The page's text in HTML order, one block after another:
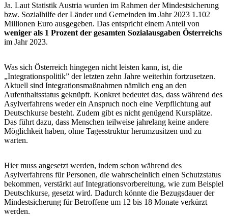
Ja. Laut Statistik Austria wurden im Rahmen der Mindestsicherung
bzw. Sozialhilfe der Länder und Gemeinden im Jahr 2023 1.102
Millionen Euro ausgegeben. Das entspricht einem Anteil von
weniger als 1 Prozent der gesamten Sozialausgaben Österreichs
im Jahr 2023.
Was sich Österreich hingegen nicht leisten kann, ist, die
„Integrationspolitik” der letzten zehn Jahre weiterhin fortzusetzen.
Aktuell sind Integrationsmaßnahmen nämlich eng an den
Aufenthaltsstatus geknüpft. Konkret bedeutet das, dass während des
Asylverfahrens weder ein Anspruch noch eine Verpflichtung auf
Deutschkurse besteht. Zudem gibt es nicht genügend Kursplätze.
Das führt dazu, dass Menschen teilweise jahrelang keine andere
Möglichkeit haben, ohne Tagesstruktur herumzusitzen und zu
warten.
Hier muss angesetzt werden, indem schon während des
Asylverfahrens für Personen, die wahrscheinlich einen Schutzstatus
bekommen, verstärkt auf Integrationsvorbereitung, wie zum Beispiel
Deutschkurse, gesetzt wird. Dadurch könnte die Bezugsdauer der
Mindestsicherung für Betroffene um 12 bis 18 Monate verkürzt
werden.